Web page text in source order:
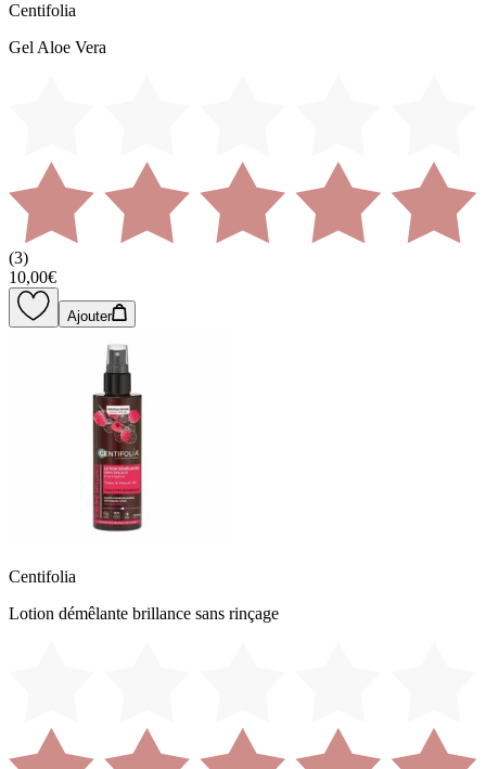
Centifolia
Gel Aloe Vera
(3)
10,00€
Ajouter
Centifolia
Lotion démêlante brillance sans rinçage